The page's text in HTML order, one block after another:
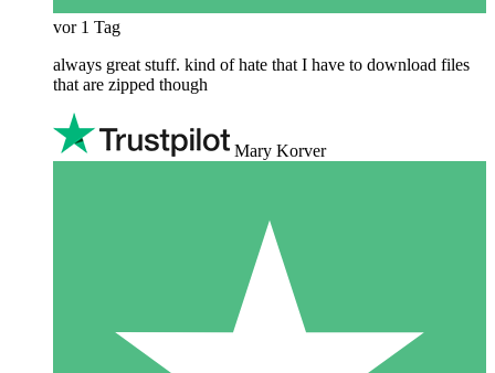
vor 1 Tag
always great stuff. kind of hate that I have to download files
that are zipped though
Mary Korver